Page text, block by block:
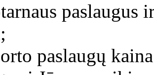
paslaugų